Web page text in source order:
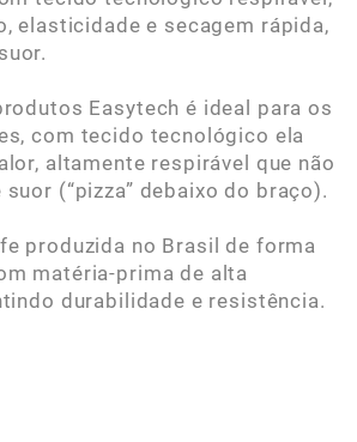
elasticidade e secagem rápida,
Easytech é ideal para os
com tecido tecnológico ela
altamente respirável que não
(“pizza” debaixo do braço).
produzida no Brasil de forma
matéria-prima de alta
durabilidade e resistência.